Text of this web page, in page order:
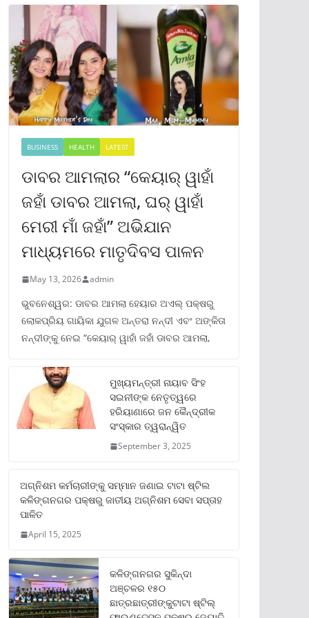
BUSINESS HEALTH LATEST
ଡାବର ଆମଲାର “କେୟାର୍ ୱାହାଁ
ଜହାଁ ଡାବର ଆମଲା, ଘର୍ ୱାହାଁ
ମେରୀ ମାଁ ଜହାଁ” ଅଭିଯାନ
ମାଧ୍ୟମରେ ମାତୃଦିବସ ପାଳନ
May 13, 2026 admin
ଭୁବନେଶ୍ୱର: ଡାବର ଆମଲା ହେୟାର ଅଏଲ୍ ପକ୍ଷରୁ
ଲୋକପ୍ରିୟ ଗାୟିକା ଯୁଗଳ ଅନ୍ତରା ନନ୍ଦୀ ଏବଂ ଅଙ୍କିତା
ନନ୍ଦୀଙ୍କୁ ନେଇ “କେୟାର୍ ୱାହାଁ ଜହାଁ ଡାବର ଆମଲା,
ମୁଖ୍ୟମନ୍ତ୍ରୀ ନାୟାବ ସିଂହ
ସଇନୀଙ୍କ ନେତୃତ୍ୱରେ
ହରିୟାଣାରେ ଜନ କୈନ୍ଦ୍ରୀକ
ସଂସ୍କାର ତ୍ୱରାନ୍ୱିତ
September 3, 2025
ଅଗ୍ନିଶମ କର୍ମଚାରୀଙ୍କୁ ସମ୍ମାନ ଜଣାଇ ଟାଟା ଷ୍ଟିଲ
କଳିଙ୍ଗନଗର ପକ୍ଷରୁ ଜାତୀୟ ଅଗ୍ନିଶମ ସେବା ସପ୍ତାହ
ପାଳିତ
April 15, 2025
କଳିଙ୍ଗନଗର ସୁକିନ୍ଦା
ଅଞ୍ଚଳର ୧୫୦
ଛାତ୍ରଛାତ୍ରୀଙ୍କୁଟାଟା ଷ୍ଟିଲ୍